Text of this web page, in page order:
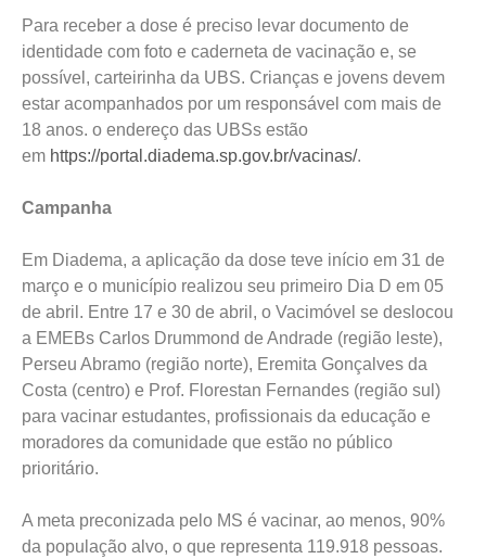
Para receber a dose é preciso levar documento de
identidade com foto e caderneta de vacinação e, se
possível, carteirinha da UBS. Crianças e jovens devem
estar acompanhados por um responsável com mais de
18 anos. o endereço das UBSs estão
em https://portal.diadema.sp.gov.br/vacinas/.
Campanha
Em Diadema, a aplicação da dose teve início em 31 de
março e o município realizou seu primeiro Dia D em 05
de abril. Entre 17 e 30 de abril, o Vacimóvel se deslocou
a EMEBs Carlos Drummond de Andrade (região leste),
Perseu Abramo (região norte), Eremita Gonçalves da
Costa (centro) e Prof. Florestan Fernandes (região sul)
para vacinar estudantes, profissionais da educação e
moradores da comunidade que estão no público
prioritário.
A meta preconizada pelo MS é vacinar, ao menos, 90%
da população alvo, o que representa 119.918 pessoas.